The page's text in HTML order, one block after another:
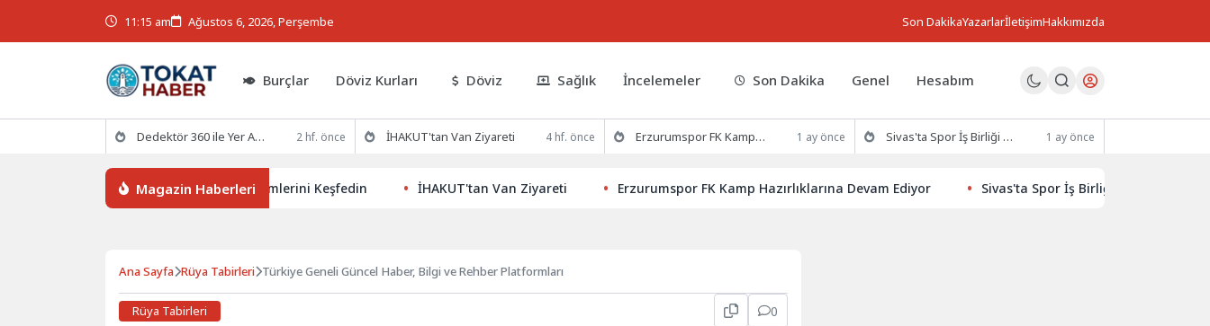
11:15 am Ağustos 6, 2026, Perşembe Son DakikaYazarlarİletişimHakkımızda
Burçlar Döviz Kurları Döviz Sağlık İncelemeler Son Dakika Genel Hesabım
Dedektör 360 ile Yer Altının Gizemlerini Keşfedin 2 hf. önce İHAKUT'tan Van Ziyareti 4 hf. önce Erzurumspor FK Kamp Hazırlıklarına Devam Ediyor 1 ay önce Sivas'ta Spor İş Birliği Protokolü İmzalandı 1 ay önce
Magazin Haberleri
Dedektör 360 ile Yer Altının Gizemlerini Keşfedin İHAKUT'tan Van Ziyareti Erzurumspor FK Kamp Hazırlıklarına Devam Ediyor Sivas'ta Spor İş Birliği Protokolü İmzalandı
Ana Sayfa Rüya Tabirleri Türkiye Geneli Güncel Haber, Bilgi ve Rehber Platformları
Rüya Tabirleri 0